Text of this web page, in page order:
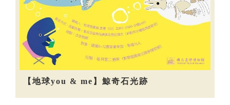
【地球you & me】鯨奇石光跡